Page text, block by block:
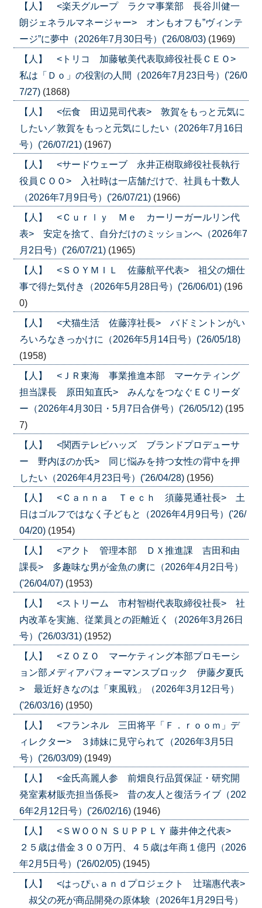
【人】 <楽天グループ ラクマ事業部 長谷川健一
朗ジェネラルマネージャー> オンもオフも”ヴィンテ
ージ”に夢中（2026年7月30日号）('26/08/03) (1969)
【人】 <トリコ 加藤敏美代表取締役社長ＣＥＯ>
私は「Ｄｏ」の役割の人間（2026年7月23日号）('26/0
7/27) (1868)
【人】 <伝食 田辺晃司代表> 敦賀をもっと元気に
したい／敦賀をもっと元気にしたい（2026年7月16日
号）('26/07/21) (1967)
【人】 <サードウェーブ 永井正樹取締役社長執行
役員ＣＯＯ> 入社時は一店舗だけで、社員も十数人
（2026年7月9日号）('26/07/21) (1966)
【人】 <Ｃｕｒｌｙ Ｍｅ カーリーガールリン代
表> 安定を捨て、自分だけのミッションへ（2026年7
月2日号）('26/07/21) (1965)
【人】 <ＳＯＹＭＩＬ 佐藤航平代表> 祖父の畑仕
事で得た気付き（2026年5月28日号）('26/06/01) (196
0)
【人】 <犬猫生活 佐藤淳社長> バドミントンがい
ろいろなきっかけに（2026年5月14日号）('26/05/18)
(1958)
【人】 <ＪＲ東海 事業推進本部 マーケティング
担当課長 原田知直氏> みんなをつなぐＥＣリーダ
ー（2026年4月30日・5月7日合併号）('26/05/12) (195
7)
【人】 <関西テレビハッズ ブランドプロデューサ
ー 野内ほのか氏> 同じ悩みを持つ女性の背中を押
したい（2026年4月23日号）('26/04/28) (1956)
【人】 <Ｃａｎｎａ Ｔｅｃｈ 須藤晃通社長> 土
日はゴルフではなく子どもと（2026年4月9日号）('26/
04/20) (1954)
【人】 <アクト 管理本部 ＤＸ推進課 吉田和由
課長> 多趣味な男が金魚の虜に（2026年4月2日号）
('26/04/07) (1953)
【人】 <ストリーム 市村智樹代表取締役社長> 社
内改革を実施、従業員との距離近く（2026年3月26日
号）('26/03/31) (1952)
【人】 <ＺＯＺＯ マーケティング本部プロモーシ
ョン部メディアパフォーマンスブロック 伊藤夕夏氏
> 最近好きなのは「東風戦」（2026年3月12日号）
('26/03/16) (1950)
【人】 <フランネル 三田将平「Ｆ．ｒｏｏｍ」デ
ィレクター> ３姉妹に見守られて（2026年3月5日
号）('26/03/09) (1949)
【人】 <金氏高麗人参 前畑良行品質保証・研究開
発室素材販売担当係長> 昔の友人と復活ライブ（202
6年2月12日号）('26/02/16) (1946)
【人】 <ＳＷＯＯＮ ＳＵＰＰＬＹ 藤井伸之代表>
２５歳は借金３００万円、４５歳は年商１億円（2026
年2月5日号）('26/02/05) (1945)
【人】 <はっぴぃａｎｄプロジェクト 辻瑞惠代表>
叔父の死が商品開発の原体験（2026年1月29日号）